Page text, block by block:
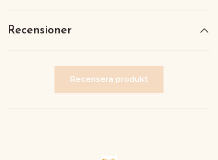
Recensioner
Recensera produkt